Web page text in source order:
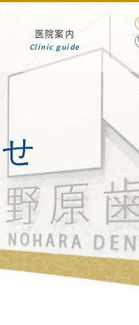
医院案内
Clinic guide